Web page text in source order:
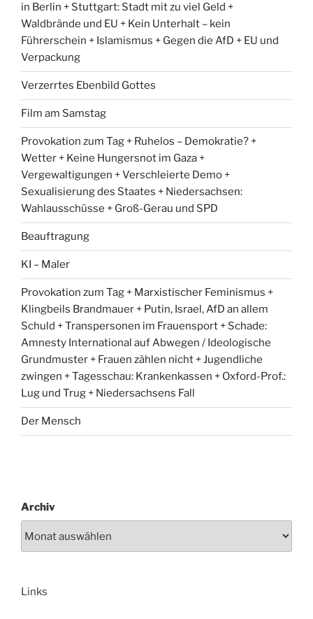
in Berlin + Stuttgart: Stadt mit zu viel Geld +
Waldbrände und EU + Kein Unterhalt – kein
Führerschein + Islamismus + Gegen die AfD + EU und
Verpackung
Verzerrtes Ebenbild Gottes
Film am Samstag
Provokation zum Tag + Ruhelos – Demokratie? +
Wetter + Keine Hungersnot im Gaza +
Vergewaltigungen + Verschleierte Demo +
Sexualisierung des Staates + Niedersachsen:
Wahlausschüsse + Groß-Gerau und SPD
Beauftragung
KI – Maler
Provokation zum Tag + Marxistischer Feminismus +
Klingbeils Brandmauer + Putin, Israel, AfD an allem
Schuld + Transpersonen im Frauensport + Schade:
Amnesty International auf Abwegen / Ideologische
Grundmuster + Frauen zählen nicht + Jugendliche
zwingen + Tagesschau: Krankenkassen + Oxford-Prof.:
Lug und Trug + Niedersachsens Fall
Der Mensch
Archiv
Links